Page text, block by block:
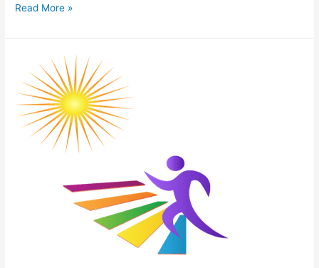
Pravidla
Koncepční
Read More »